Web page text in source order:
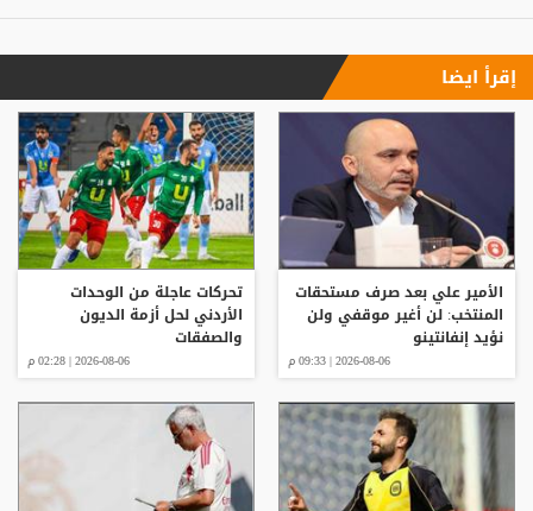
إقرأ ايضا
الأمير علي بعد صرف مستحقات
المنتخب: لن أغير موقفي ولن
نؤيد إنفانتينو
2026-08-06 | 09:33 م
تحركات عاجلة من الوحدات
الأردني لحل أزمة الديون
والصفقات
2026-08-06 | 02:28 م